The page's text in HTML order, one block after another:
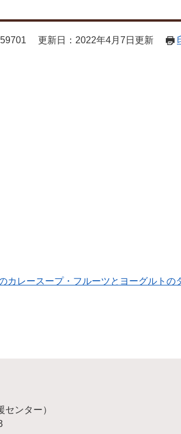
更新日：2022年4月7日更新
カレースープ・フルーツとヨーグルトの
ンター）